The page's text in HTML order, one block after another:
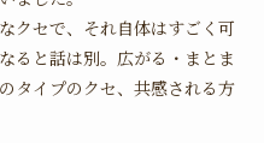
クセで、それ自体はすごく可
ると話は別。広がる・まとま
タイプのクセ、共感される方